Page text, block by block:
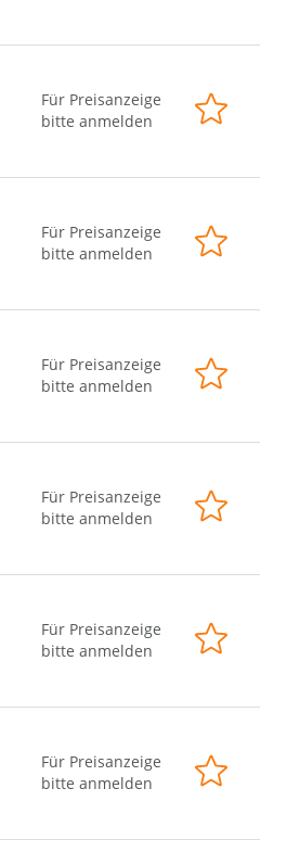
Für Preisanzeige
bitte anmelden
Für Preisanzeige
bitte anmelden
Für Preisanzeige
bitte anmelden
Für Preisanzeige
bitte anmelden
Für Preisanzeige
bitte anmelden
Für Preisanzeige
bitte anmelden